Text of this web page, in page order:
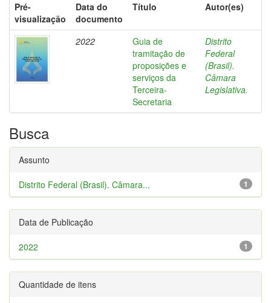
Pré-
visualização
Data do
documento
Título Autor(es)
2022
Guia de
tramitação de
proposições e
serviços da
Terceira-
Secretaria
Distrito
Federal
(Brasil).
Câmara
Legislativa.
Busca
Assunto
1
Distrito Federal (Brasil). Câmara...
Data de Publicação
1
2022
Quantidade de itens